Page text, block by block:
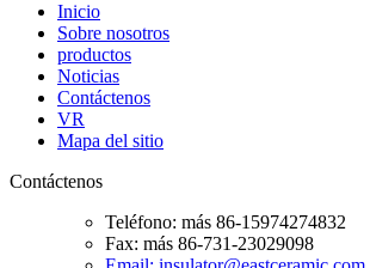
Inicio
Sobre nosotros
productos
Noticias
Contáctenos
VR
Mapa del sitio
Contáctenos
Teléfono: más 86-15974274832
Fax: más 86-731-23029098